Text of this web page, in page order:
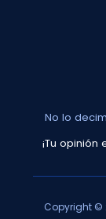
No lo
¡Tu opinión
Copyright ©